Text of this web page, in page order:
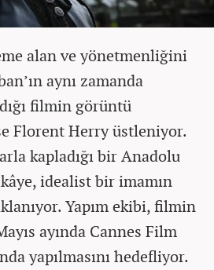
alan ve yönetmenliğini
aynı zamanda
filmin görüntü
Florent Herry üstleniyor.
kapladığı bir Anadolu
idealist bir imamın
Yapım ekibi, filmin
ayında Cannes Film
yapılmasını hedefliyor.